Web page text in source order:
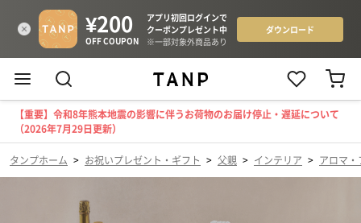
【重要】令和8年熊本地震の影響に伴うお荷物のお届け停止・遅延について
（2026年7月29日更新）
タンプホーム > お祝いプレゼント・ギフト > 父親 > インテリア > アロマ